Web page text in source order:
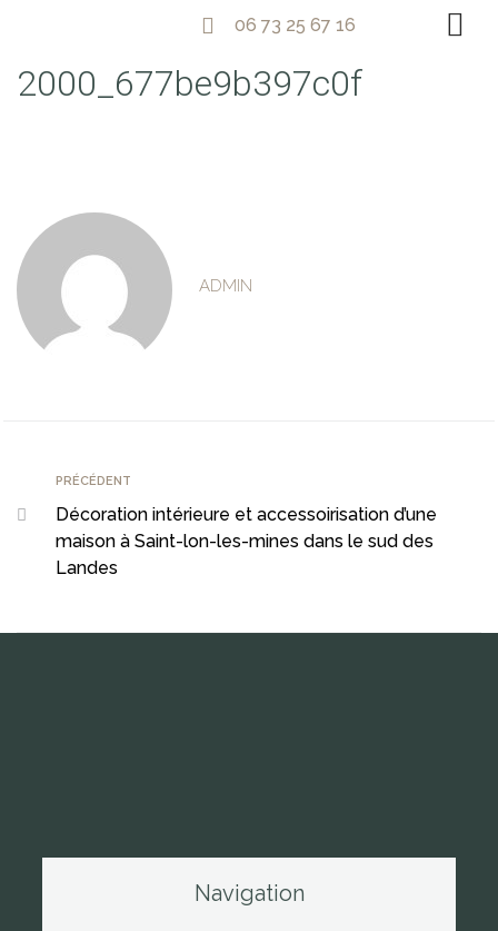
06 73 25 67 16
2000_677be9b397c0f
ADMIN
PRÉCÉDENT
Décoration intérieure et accessoirisation d’une
maison à Saint-lon-les-mines dans le sud des
Landes
Navigation